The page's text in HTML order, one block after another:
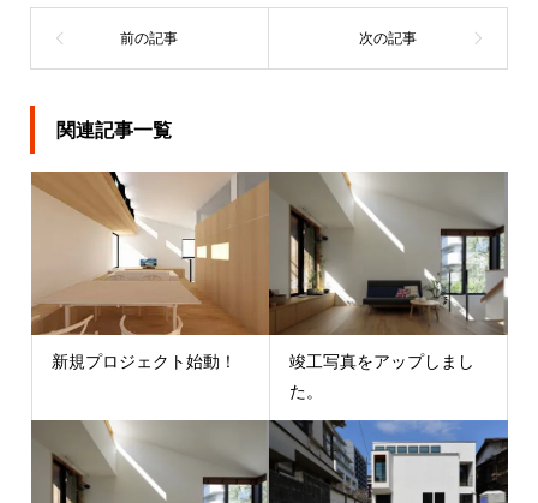
関連記事一覧
新規プロジェクト始動！
竣工写真をアップしまし
た。